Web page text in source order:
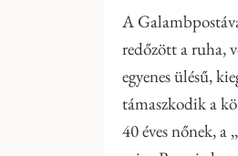
A
redőzött a ruha,
egyenes ülésű,
támaszkodik a
40 éves nőnek, a